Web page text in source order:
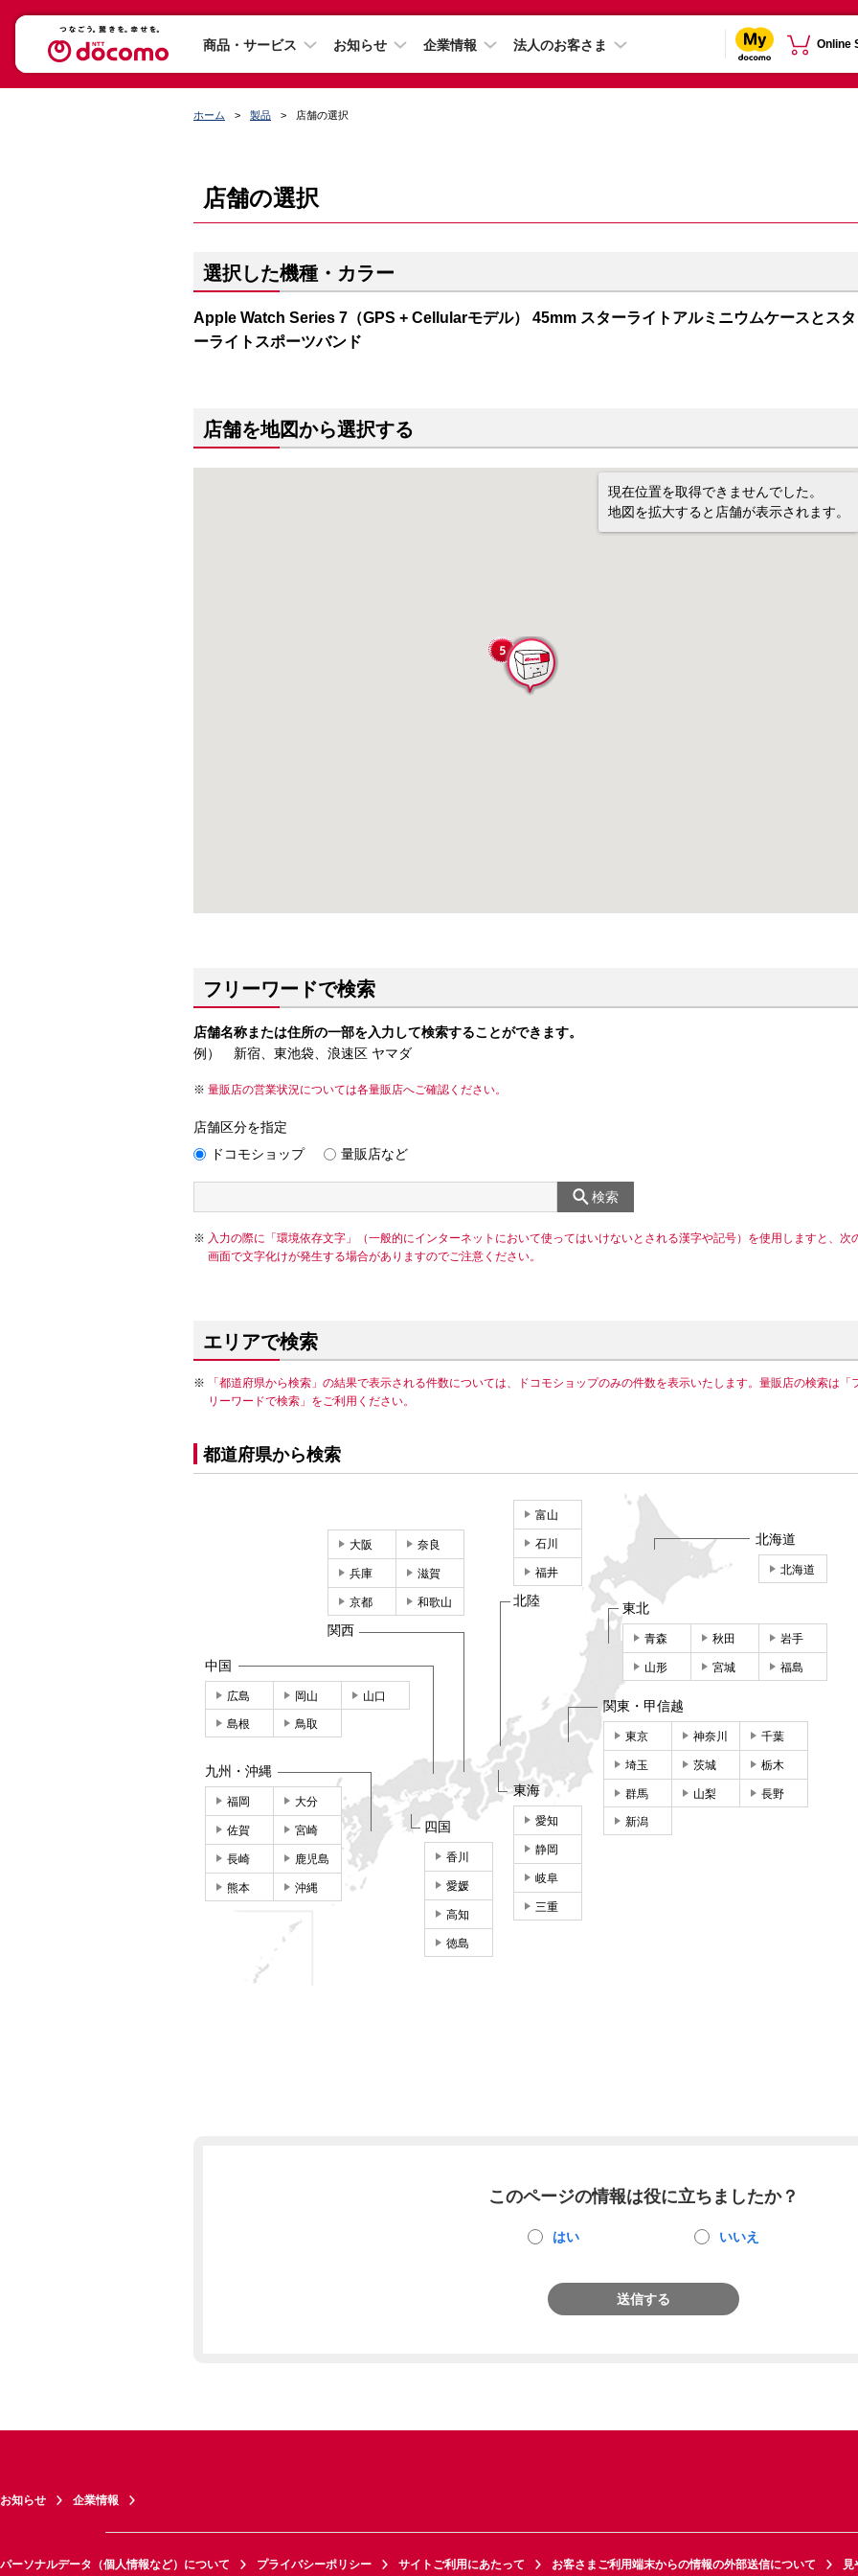
商品・サービス お知らせ 企業情報 法人のお客さま Online
ホーム 製品 店舗の選択
店舗の選択
選択した機種・カラー
Apple Watch Series 7（GPS + Cellularモデル） 45mm スターライトアルミニウムケースとスタ
ーライトスポーツバンド
店舗を地図から選択する
現在位置を取得できませんでした。
地図を拡大すると店舗が表示されます。
フリーワードで検索
店舗名称または住所の一部を入力して検索することができます。
例） 新宿、東池袋、浪速区 ヤマダ
量販店の営業状況については各量販店へご確認ください。
店舗区分を指定
ドコモショップ
量販店など
検索
入力の際に「環境依存文字」（一般的にインターネットにおいて使ってはいけないとされる漢字や記号）を使用しますと、次
画面で文字化けが発生する場合がありますのでご注意ください。
エリアで検索
「都道府県から検索」の結果で表示される件数については、ドコモショップのみの件数を表示いたします。量販店の検索は「
リーワードで検索」をご利用ください。
都道府県から検索
北海道
北海道
東北
青森 秋田 岩手
山形 宮城 福島
関東・甲信越
東京 神奈川 千葉
埼玉 茨城 栃木
群馬 山梨 長野
新潟
東海
愛知
静岡
岐阜
三重
富山
石川
福井
北陸
大阪 奈良
兵庫 滋賀
京都 和歌山
関西
中国
広島 岡山 山口
島根 鳥取
四国
香川
愛媛
高知
徳島
九州・沖縄
福岡 大分
佐賀 宮崎
長崎 鹿児島
熊本 沖縄
このページの情報は役に立ちましたか？
はい いいえ
送信する
お知らせ 企業情報
パーソナルデータ（個人情報など）について プライバシーポリシー サイトご利用にあたって お客さまご利用端末からの情報の外部送信について 見